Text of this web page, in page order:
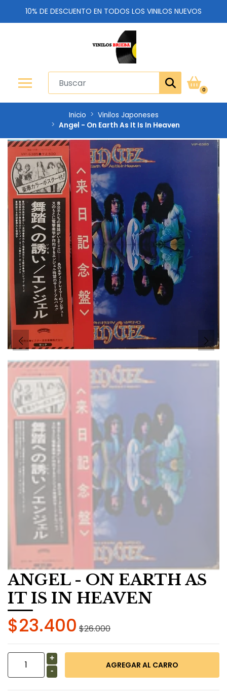
10% DE DESCUENTO EN TODOS LOS VINILOS NUEVOS
0
Inicio
Vinilos Japoneses
Angel - On Earth As It Is In Heaven
ANGEL - ON EARTH AS
IT IS IN HEAVEN
$23.400 $26.000
+
-